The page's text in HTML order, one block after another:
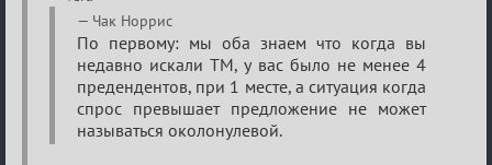
Разговоры
Чак Норрис
По первому: мы оба знаем что когда вы
недавно искали ТМ, у вас было не менее 4
предендентов, при 1 месте, а ситуация когда
спрос превышает предложение не может
называться околонулевой.